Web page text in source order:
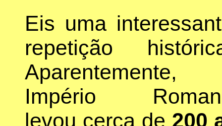
Eis uma
repetição
Aparentemente,
Império
levou cerca de 200